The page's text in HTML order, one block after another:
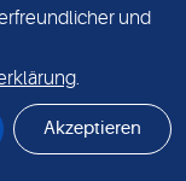
und
.
Akzeptieren